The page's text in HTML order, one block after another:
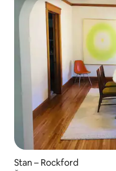
Stan – Rockford